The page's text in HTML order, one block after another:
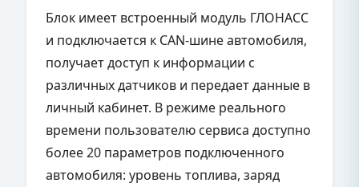
Блок имеет встроенный модуль ГЛОНАСС
и подключается к CAN-шине автомобиля,
получает доступ к информации с
различных датчиков и передает данные в
личный кабинет. В режиме реального
времени пользователю сервиса доступно
более 20 параметров подключенного
автомобиля: уровень топлива, заряд